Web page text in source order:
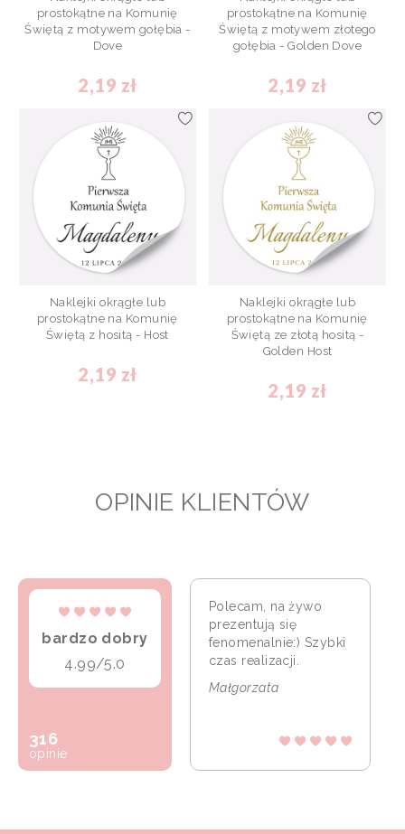
prostokątne na Komunię
Świętą z motywem gołębia -
Dove
2,19 zł
prostokątne na Komunię
Świętą z motywem złotego
gołębia - Golden Dove
2,19 zł
Naklejki okrągłe lub
prostokątne na Komunię
Świętą z hositą - Host
2,19 zł
Naklejki okrągłe lub
prostokątne na Komunię
Świętą ze złotą hositą -
Golden Host
2,19 zł
OPINIE KLIENTÓW
bardzo dobry
4.99/5.0
316
opinie
Polecam, na żywo
prezentują się
fenomenalnie:) Szybki
czas realizacji.
Małgorzata